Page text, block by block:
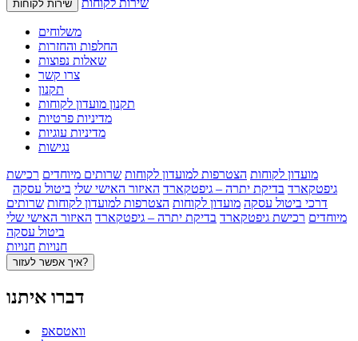
שירות לקוחות שירות לקוחות
משלוחים
החלפות והחזרות
שאלות נפוצות
צרו קשר
תקנון
תקנון מועדון לקוחות
מדיניות פרטיות
מדיניות עוגיות
נגישות
מועדון לקוחות הצטרפות למועדון לקוחות שרותים מיוחדים רכישת
גיפטקארד בדיקת יתרה – גיפטקארד האיזור האישי שלי ביטול עסקה
דרכי ביטול עסקה מועדון לקוחות הצטרפות למועדון לקוחות שרותים
מיוחדים רכישת גיפטקארד בדיקת יתרה – גיפטקארד האיזור האישי שלי
ביטול עסקה
חנויות חנויות
איך אפשר לעזור?
דברו איתנו
וואטסאפ